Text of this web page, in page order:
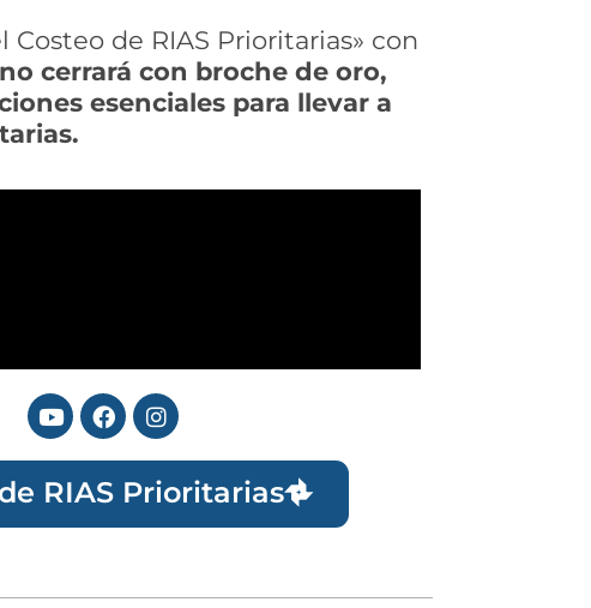
de RIAS Prioritarias» con
cerrará con broche de oro,
esenciales para llevar a
RIAS Prioritarias